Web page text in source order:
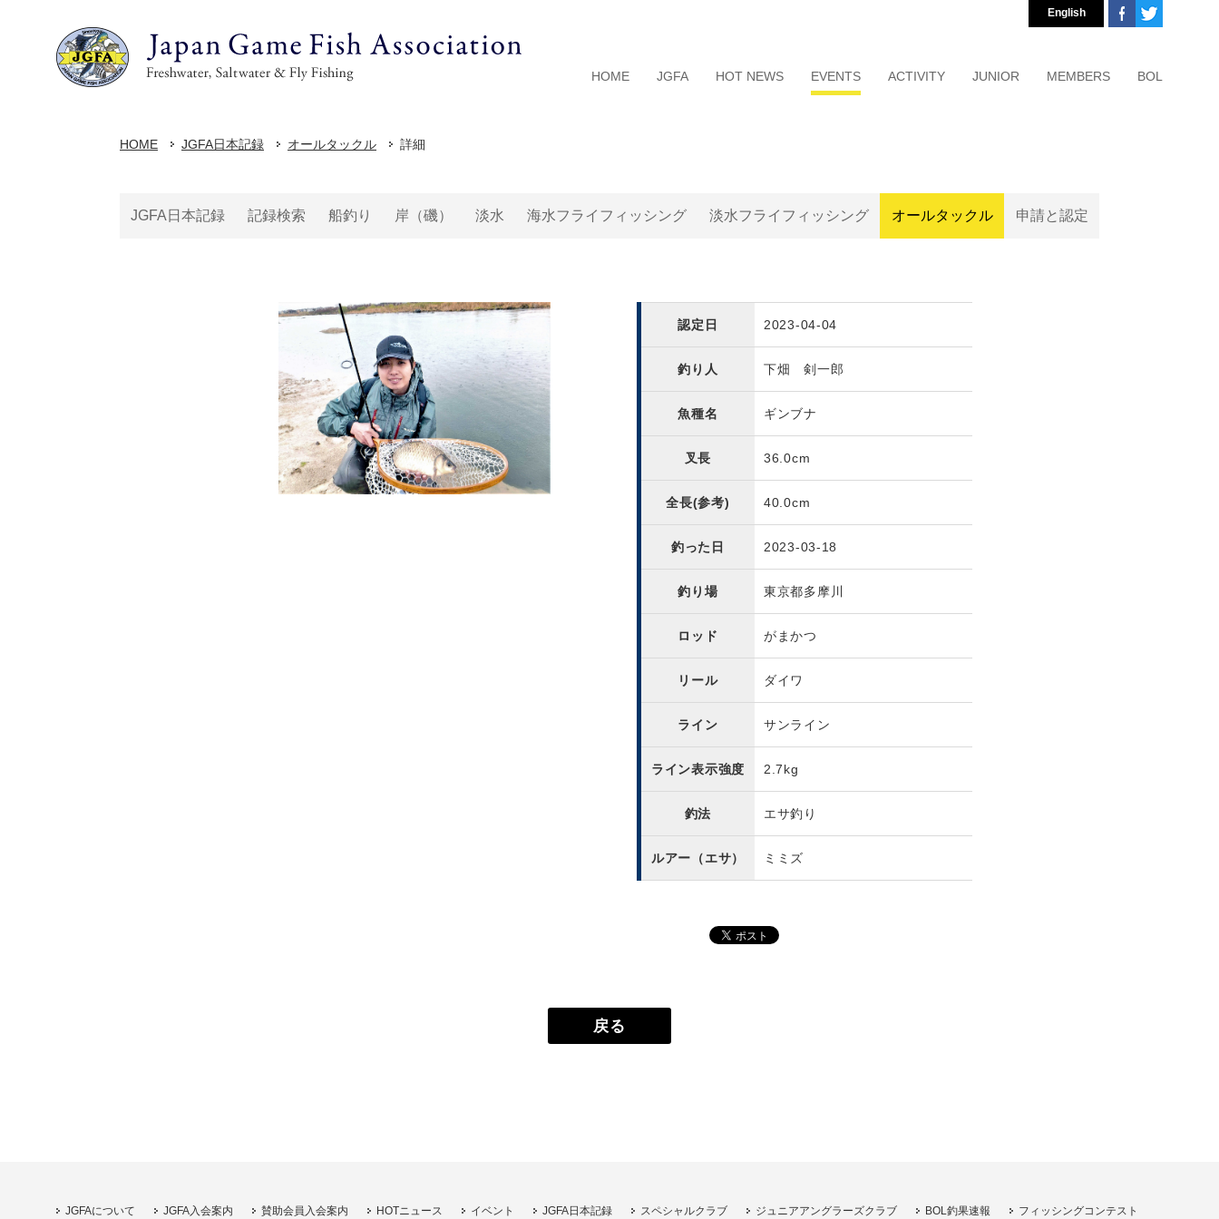
HOME JGFA HOT NEWS EVENTS ACTIVITY JUNIOR MEMBERS BOL
English
HOME JGFA日本記録 オールタックル 詳細
JGFA日本記録 記録検索 船釣り 岸（磯） 淡水 海水フライフィッシング 淡水フライフィッシング オールタックル 申請と認定
認定日 2023-04-04
釣り人 下畑 剣一郎
魚種名 ギンブナ
叉長 36.0cm
全長(参考) 40.0cm
釣った日 2023-03-18
釣り場 東京都多摩川
ロッド がまかつ
リール ダイワ
ライン サンライン
ライン表示強度 2.7kg
釣法 エサ釣り
ルアー（エサ） ミミズ
戻る
JGFAについて JGFA入会案内 賛助会員入会案内 HOTニュース イベント JGFA日本記録 スペシャルクラブ ジュニアアングラーズクラブ BOL釣果速報 フィッシングコンテスト